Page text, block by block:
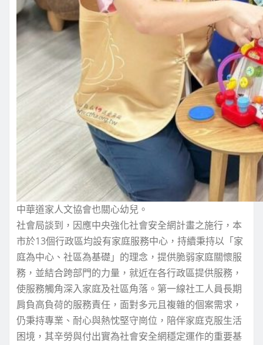
中華道家人文協會也關心幼兒。
社會局談到，因應中央強化社會安全網計畫之施行，本
市於13個行政區均設有家庭服務中心，持續秉持以「家
庭為中心、社區為基礎」的理念，提供脆弱家庭關懷服
務，並結合跨部門的力量，就近在各行政區提供服務，
使服務觸角深入家庭及社區角落。第一線社工人員長期
肩負高負荷的服務責任，面對多元且複雜的個案需求，
仍秉持專業、耐心與熱忱堅守崗位，陪伴家庭克服生活
困境，其辛勞與付出實為社會安全網穩定運作的重要基